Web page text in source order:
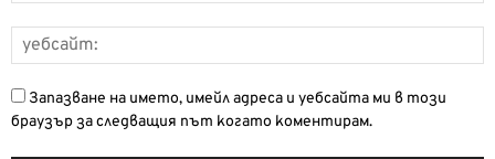
Запазване на името, имейл адреса и уебсайта ми в този
браузър за следващия път когато коментирам.